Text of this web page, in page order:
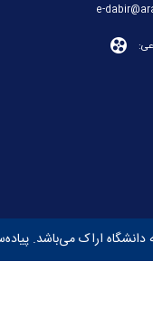
اراک می‌باشد.